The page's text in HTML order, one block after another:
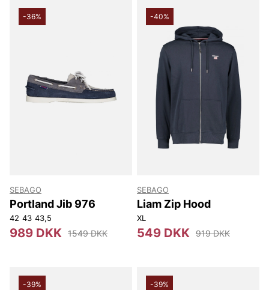
-36%
SEBAGO
Portland Jib 976
42 43 43,5
989 DKK 1549 DKK
-40%
SEBAGO
Liam Zip Hood
XL
549 DKK 919 DKK
-39% -39%